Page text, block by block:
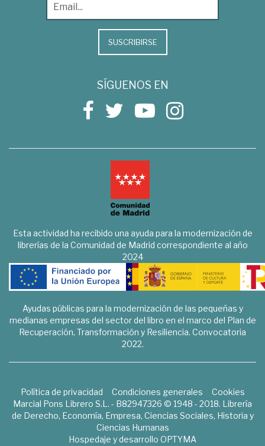
SUSCRIBIRSE
SÍGUENOS EN
Esta actividad ha recibido una ayuda para la modernización de
librerías de la Comunidad de Madrid correspondiente al año
2024
Ayudas públicas para la modernización de las pequeñas y
medianas empresas del sector del libro en el marco del Plan de
Recuperación, Transformación y Resiliencia. Convocatoria
2022.
Política de privacidad Condiciones generales
Cookies
Marcial Pons Librero S.L. - B82947326 © 1948 - 2018. Librería
de Derecho, Economía, Empresa, Ciencias Sociales, Historia y
Ciencias Humanas
Hospedaje y desarrollo OPTYMA